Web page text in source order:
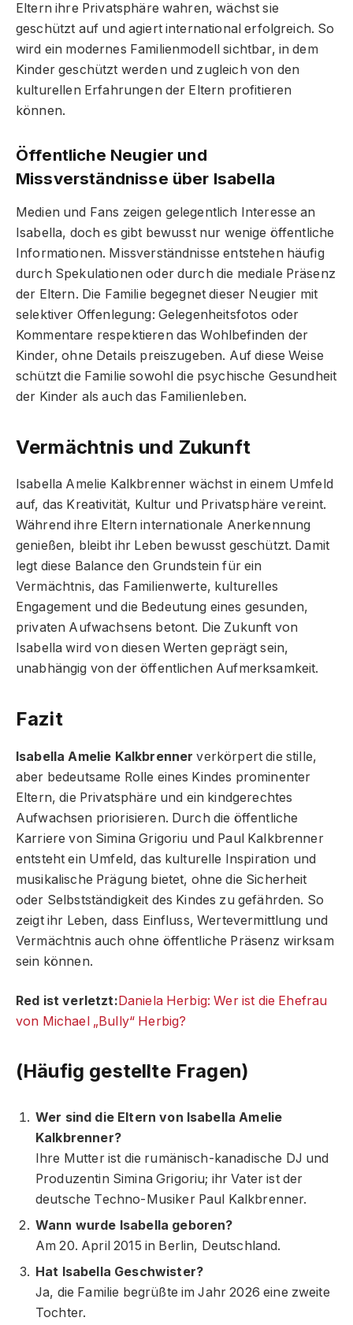
Eltern ihre Privatsphäre wahren, wächst sie
geschützt auf und agiert international erfolgreich. So
wird ein modernes Familienmodell sichtbar, in dem
Kinder geschützt werden und zugleich von den
kulturellen Erfahrungen der Eltern profitieren
können.
Öffentliche Neugier und
Missverständnisse über Isabella
Medien und Fans zeigen gelegentlich Interesse an
Isabella, doch es gibt bewusst nur wenige öffentliche
Informationen. Missverständnisse entstehen häufig
durch Spekulationen oder durch die mediale Präsenz
der Eltern. Die Familie begegnet dieser Neugier mit
selektiver Offenlegung: Gelegenheitsfotos oder
Kommentare respektieren das Wohlbefinden der
Kinder, ohne Details preiszugeben. Auf diese Weise
schützt die Familie sowohl die psychische Gesundheit
der Kinder als auch das Familienleben.
Vermächtnis und Zukunft
Isabella Amelie Kalkbrenner wächst in einem Umfeld
auf, das Kreativität, Kultur und Privatsphäre vereint.
Während ihre Eltern internationale Anerkennung
genießen, bleibt ihr Leben bewusst geschützt. Damit
legt diese Balance den Grundstein für ein
Vermächtnis, das Familienwerte, kulturelles
Engagement und die Bedeutung eines gesunden,
privaten Aufwachsens betont. Die Zukunft von
Isabella wird von diesen Werten geprägt sein,
unabhängig von der öffentlichen Aufmerksamkeit.
Fazit
Isabella Amelie Kalkbrenner verkörpert die stille,
aber bedeutsame Rolle eines Kindes prominenter
Eltern, die Privatsphäre und ein kindgerechtes
Aufwachsen priorisieren. Durch die öffentliche
Karriere von Simina Grigoriu und Paul Kalkbrenner
entsteht ein Umfeld, das kulturelle Inspiration und
musikalische Prägung bietet, ohne die Sicherheit
oder Selbstständigkeit des Kindes zu gefährden. So
zeigt ihr Leben, dass Einfluss, Wertevermittlung und
Vermächtnis auch ohne öffentliche Präsenz wirksam
sein können.
Red ist verletzt: Daniela Herbig: Wer ist die Ehefrau
von Michael „Bully“ Herbig?
(Häufig gestellte Fragen)
Wer sind die Eltern von Isabella Amelie
Kalkbrenner?
Ihre Mutter ist die rumänisch-kanadische DJ und
Produzentin Simina Grigoriu; ihr Vater ist der
deutsche Techno-Musiker Paul Kalkbrenner.
Wann wurde Isabella geboren?
Am 20. April 2015 in Berlin, Deutschland.
Hat Isabella Geschwister?
Ja, die Familie begrüßte im Jahr 2026 eine zweite
Tochter.